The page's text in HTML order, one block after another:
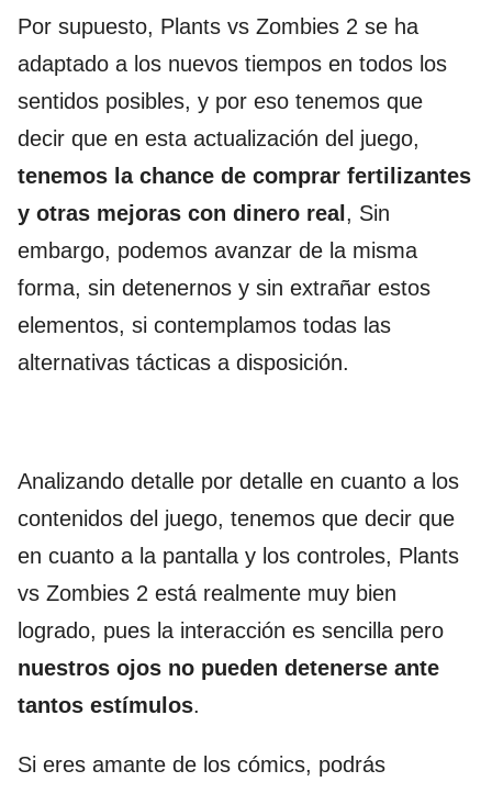
Por supuesto, Plants vs Zombies 2 se ha
adaptado a los nuevos tiempos en todos los
sentidos posibles, y por eso tenemos que
decir que en esta actualización del juego,
tenemos la chance de comprar fertilizantes
y otras mejoras con dinero real , Sin
embargo, podemos avanzar de la misma
forma, sin detenernos y sin extrañar estos
elementos, si contemplamos todas las
alternativas tácticas a disposición.
Analizando detalle por detalle en cuanto a los
contenidos del juego, tenemos que decir que
en cuanto a la pantalla y los controles, Plants
vs Zombies 2 está realmente muy bien
logrado, pues la interacción es sencilla pero
nuestros ojos no pueden detenerse ante
tantos estímulos.
Si eres amante de los cómics, podrás